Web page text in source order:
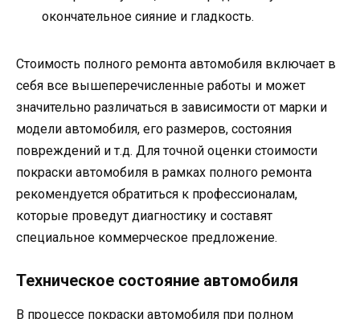
окончательное сияние и гладкость.
Стоимость полного ремонта автомобиля включает в
себя все вышеперечисленные работы и может
значительно различаться в зависимости от марки и
модели автомобиля, его размеров, состояния
повреждений и т.д. Для точной оценки стоимости
покраски автомобиля в рамках полного ремонта
рекомендуется обратиться к профессионалам,
которые проведут диагностику и составят
специальное коммерческое предложение.
Техническое состояние автомобиля
В процессе покраски автомобиля при полном